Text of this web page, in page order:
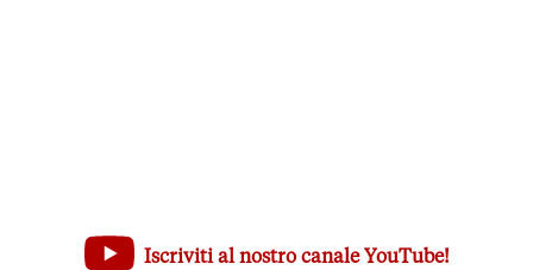
Strage di Modena, le parole di Luigi Chiarello: 'La mia
Iscriviti al nostro canale YouTube!